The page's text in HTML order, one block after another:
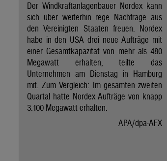
Der Windkraftanlagenbauer Nordex kann
sich über weiterhin rege Nachfrage aus
den Vereinigten Staaten freuen. Nordex
habe in den USA drei neue Aufträge mit
einer Gesamtkapazität von mehr als 480
Megawatt erhalten, teilte das
Unternehmen am Dienstag in Hamburg
mit. Zum Vergleich: Im gesamten zweiten
Quartal hatte Nordex Aufträge von knapp
3.100 Megawatt erhalten.
APA/dpa-AFX